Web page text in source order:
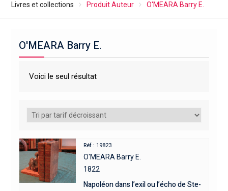
Livres et collections Produit Auteur O'MEARA Barry E.
O'MEARA Barry E.
Voici le seul résultat
Réf : 19823
O'MEARA Barry E.
1822
Napoléon dans l’exil ou l’écho de Ste-